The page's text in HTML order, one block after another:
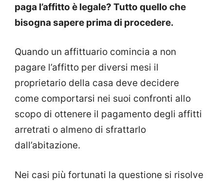
paga l’affitto è legale? Tutto quello che
bisogna sapere prima di procedere.
Quando un affittuario comincia a non
pagare l’affitto per diversi mesi il
proprietario della casa deve decidere
come comportarsi nei suoi confronti allo
scopo di ottenere il pagamento degli affitti
arretrati o almeno di sfrattarlo
dall’abitazione.
Nei casi più fortunati la questione si risolve